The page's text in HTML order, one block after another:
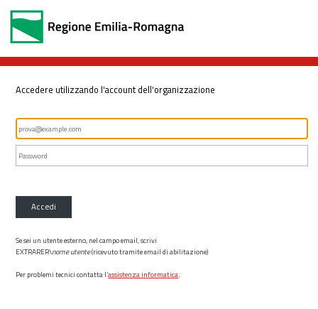
Accedere utilizzando l'account dell'organizzazione
Accedi
Se sei un utente esterno, nel campo email, scrivi
EXTRARER\nome utente(ricevuto tramite email di abilitazione)
Per problemi tecnici contatta l’assistenza informatica.